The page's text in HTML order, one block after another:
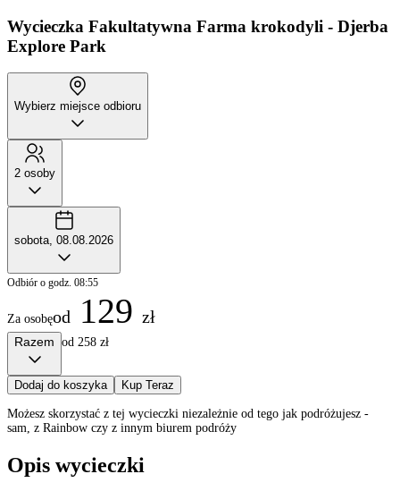
Wycieczka Fakultatywna Farma krokodyli - Djerba
Explore Park
Wybierz miejsce odbioru
2 osoby
sobota, 08.08.2026
Odbiór o godz. 08:55
Za osobęod 129 zł
Razem od 258 zł
Dodaj do koszyka Kup Teraz
Możesz skorzystać z tej wycieczki niezależnie od tego jak podróżujesz -
sam, z Rainbow czy z innym biurem podróży
Opis wycieczki